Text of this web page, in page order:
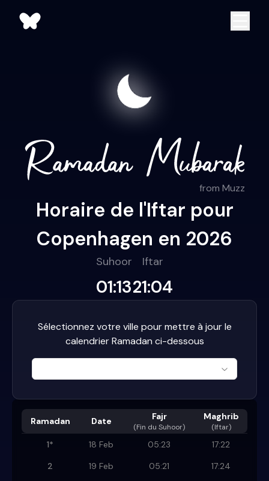
from Muzz
Horaire de l'Iftar pour
Copenhagen en 2026
Suhoor
01:13
Iftar
21:04
Sélectionnez votre ville pour mettre à jour le
calendrier Ramadan ci-dessous
Ramadan Date Fajr
(Fin du Suhoor)
Maghrib
(Iftar)
1* 18 Feb 05:23
17:22
2
19 Feb 05:21
17:24